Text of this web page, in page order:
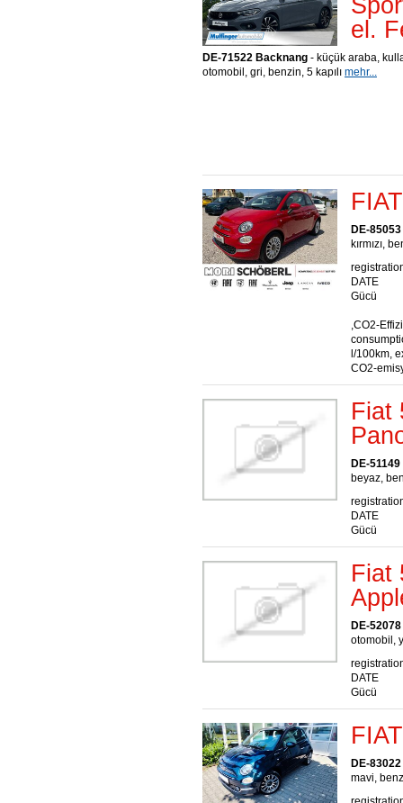
el.
DE-71522 Backnang - küçük araba,
otomobil, gri, benzin, 5 kapılı mehr...
DE-
kırmızı,
DATE
Gücü
,CO2-
l/100km,
CO2-
Fiat
DE-
beyaz,
DATE
Gücü
Fiat
DE-
otomobil,
DATE
Gücü
DE-
mavi,